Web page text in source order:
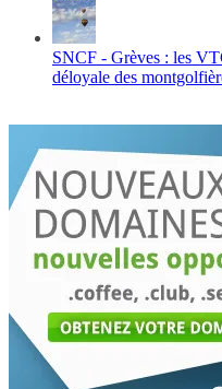
SNCF - Grèves : les
déloyale des